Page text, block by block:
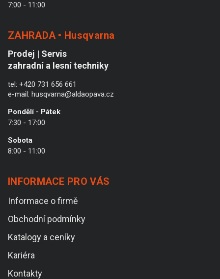
7:00 - 11:00
ZAHRADA • Husqvarna
Prodej | Servis
zahradní a lesní techniky
tel: +420 731 656 661
e-mail: husqvarna@aldaopava.cz
Pondělí - Pátek
7:30 - 17:00
Sobota
8:00 - 11:00
INFORMACE PRO VÁS
Informace o firmě
Obchodní podmínky
Katalogy a ceníky
Kariéra
Kontakty